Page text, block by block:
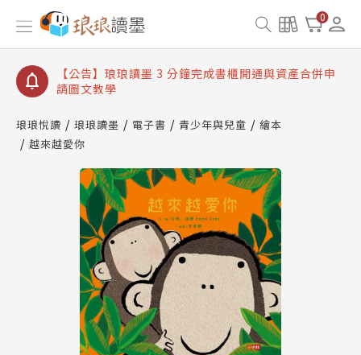
0
【公告】琅琅讀墨數位閱讀資產合併與書櫃開通申請
【公告】琅琅讀墨書櫃開通常見問題
【公告】琅琅讀墨 3 分鐘完成書櫃開通與資產合併申
請圖文教學
查詢
【公告】琅琅讀墨數位閱讀資產合併與書櫃開通申請
琅琅悅讀 琅琅讀墨 電子書 青少年與兒童
繪本
越來越愛你